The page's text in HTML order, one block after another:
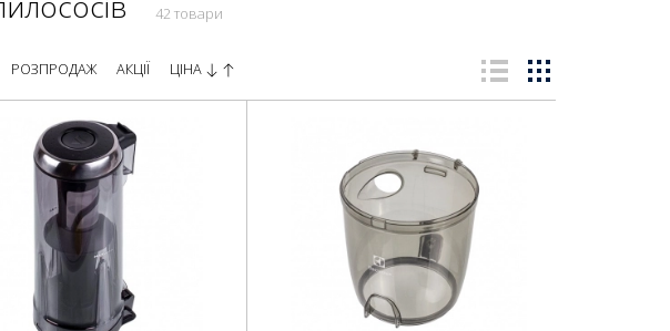
42 товари
РОЗПРОДАЖ АКЦІЇ ЦІНА